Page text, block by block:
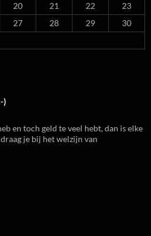
20 21 22
23
27 28 29
30
)
en toch geld te veel hebt, dan is elke
je bij het welzijn van